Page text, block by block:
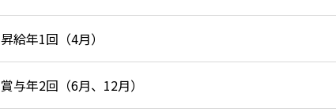
昇給年1回（4月）
賞与年2回（6月、12月）